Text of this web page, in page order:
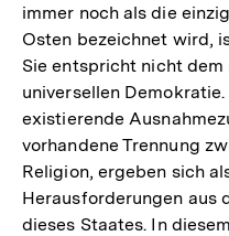
immer noch als die
Osten bezeichnet wird,
Sie entspricht nicht
universellen
existierende
vorhandene Trennung
Religion, ergeben sich
Herausforderungen aus
dieses Staates. In